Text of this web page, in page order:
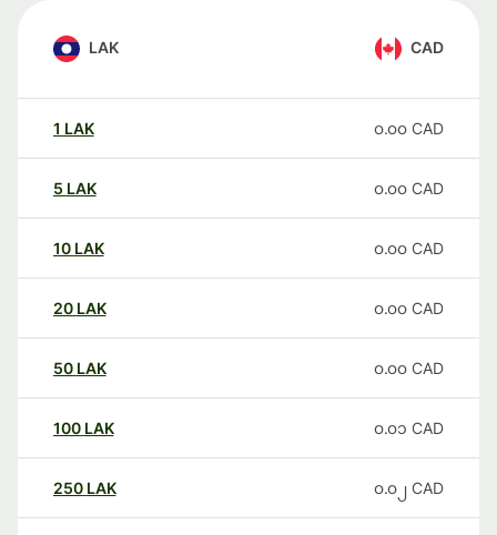
LAK CAD
1 LAK ၀.၀၀ CAD
5 LAK ၀.၀၀ CAD
10 LAK ၀.၀၀ CAD
20 LAK ၀.၀၀ CAD
50 LAK ၀.၀၀ CAD
100 LAK ၀.၀၁ CAD
250 LAK ၀.၀၂ CAD